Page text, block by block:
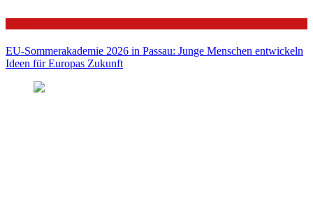
EU-Sommerakademie 2026 in Passau: Junge Menschen entwickeln
Ideen für Europas Zukunft